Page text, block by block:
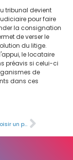
tribunal devient
pour faire
la consignation
de verser le
du litige.
le locataire
préavis si celui-ci
de
dans ces
Comment choisir un peintre à Carpentras pour vos travaux de rénovation ?